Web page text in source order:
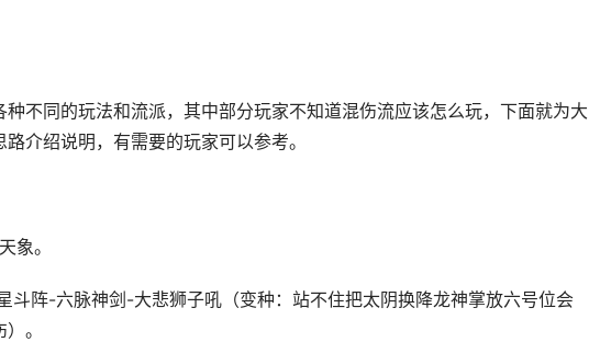
不同的玩法和流派，其中部分玩家不知道混伤流应该怎么玩，下面就为大
介绍说明，有需要的玩家可以参考。
象。
斗阵-六脉神剑-大悲狮子吼（变种：站不住把太阴换降龙神掌放六号位会
。